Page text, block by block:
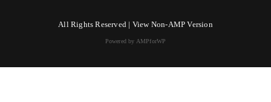
All Rights Reserved | View Non-AMP Version
Powered by AMPforWP